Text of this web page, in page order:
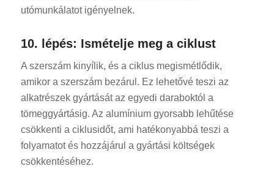
utómunkálatot igényelnek.
10. lépés: Ismételje meg a ciklust
A szerszám kinyílik, és a ciklus megismétlődik,
amikor a szerszám bezárul. Ez lehetővé teszi az
alkatrészek gyártását az egyedi daraboktól a
tömeggyártásig. Az alumínium gyorsabb lehűtése
csökkenti a ciklusidőt, ami hatékonyabbá teszi a
folyamatot és hozzájárul a gyártási költségek
csökkentéséhez.